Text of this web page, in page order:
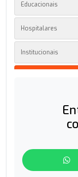
Educacionais
Hospitalares
Institucionais
Segurança